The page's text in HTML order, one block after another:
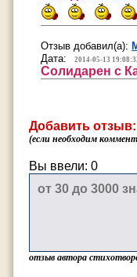
Отзыв добавил(а):
Дата:
2014-05-13
Солидарен с
Добавить отзыв:
(если необходим
Вы ввели: 0
отзыв автора